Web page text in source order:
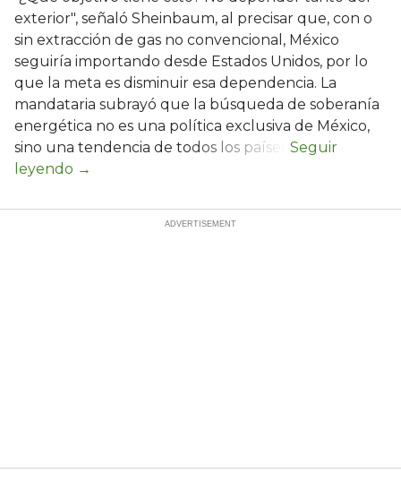
exterior", señaló Sheinbaum, al precisar que, con o
sin extracción de gas no convencional, México
seguiría importando desde Estados Unidos, por lo
que la meta es disminuir esa dependencia. La
mandataria subrayó que la búsqueda de soberanía
energética no es una política exclusiva de México,
sino una tendencia de todos los países.